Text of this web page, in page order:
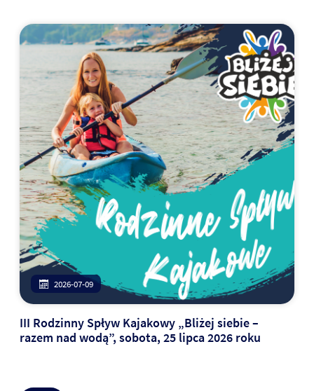
2026-07-09
III Rodzinny Spływ Kajakowy „Bliżej siebie –
razem nad wodą”, sobota, 25 lipca 2026 roku